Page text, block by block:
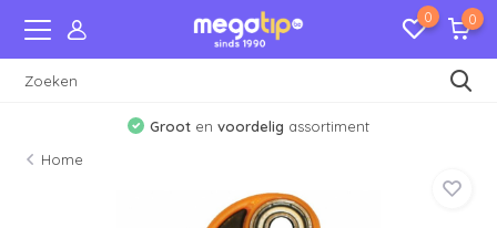
0 0
Groot envoordelig assortiment
Home